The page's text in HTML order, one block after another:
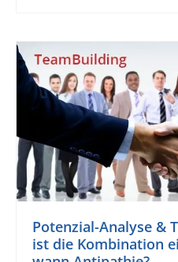
Potenzial-Analyse &
ist die Kombination